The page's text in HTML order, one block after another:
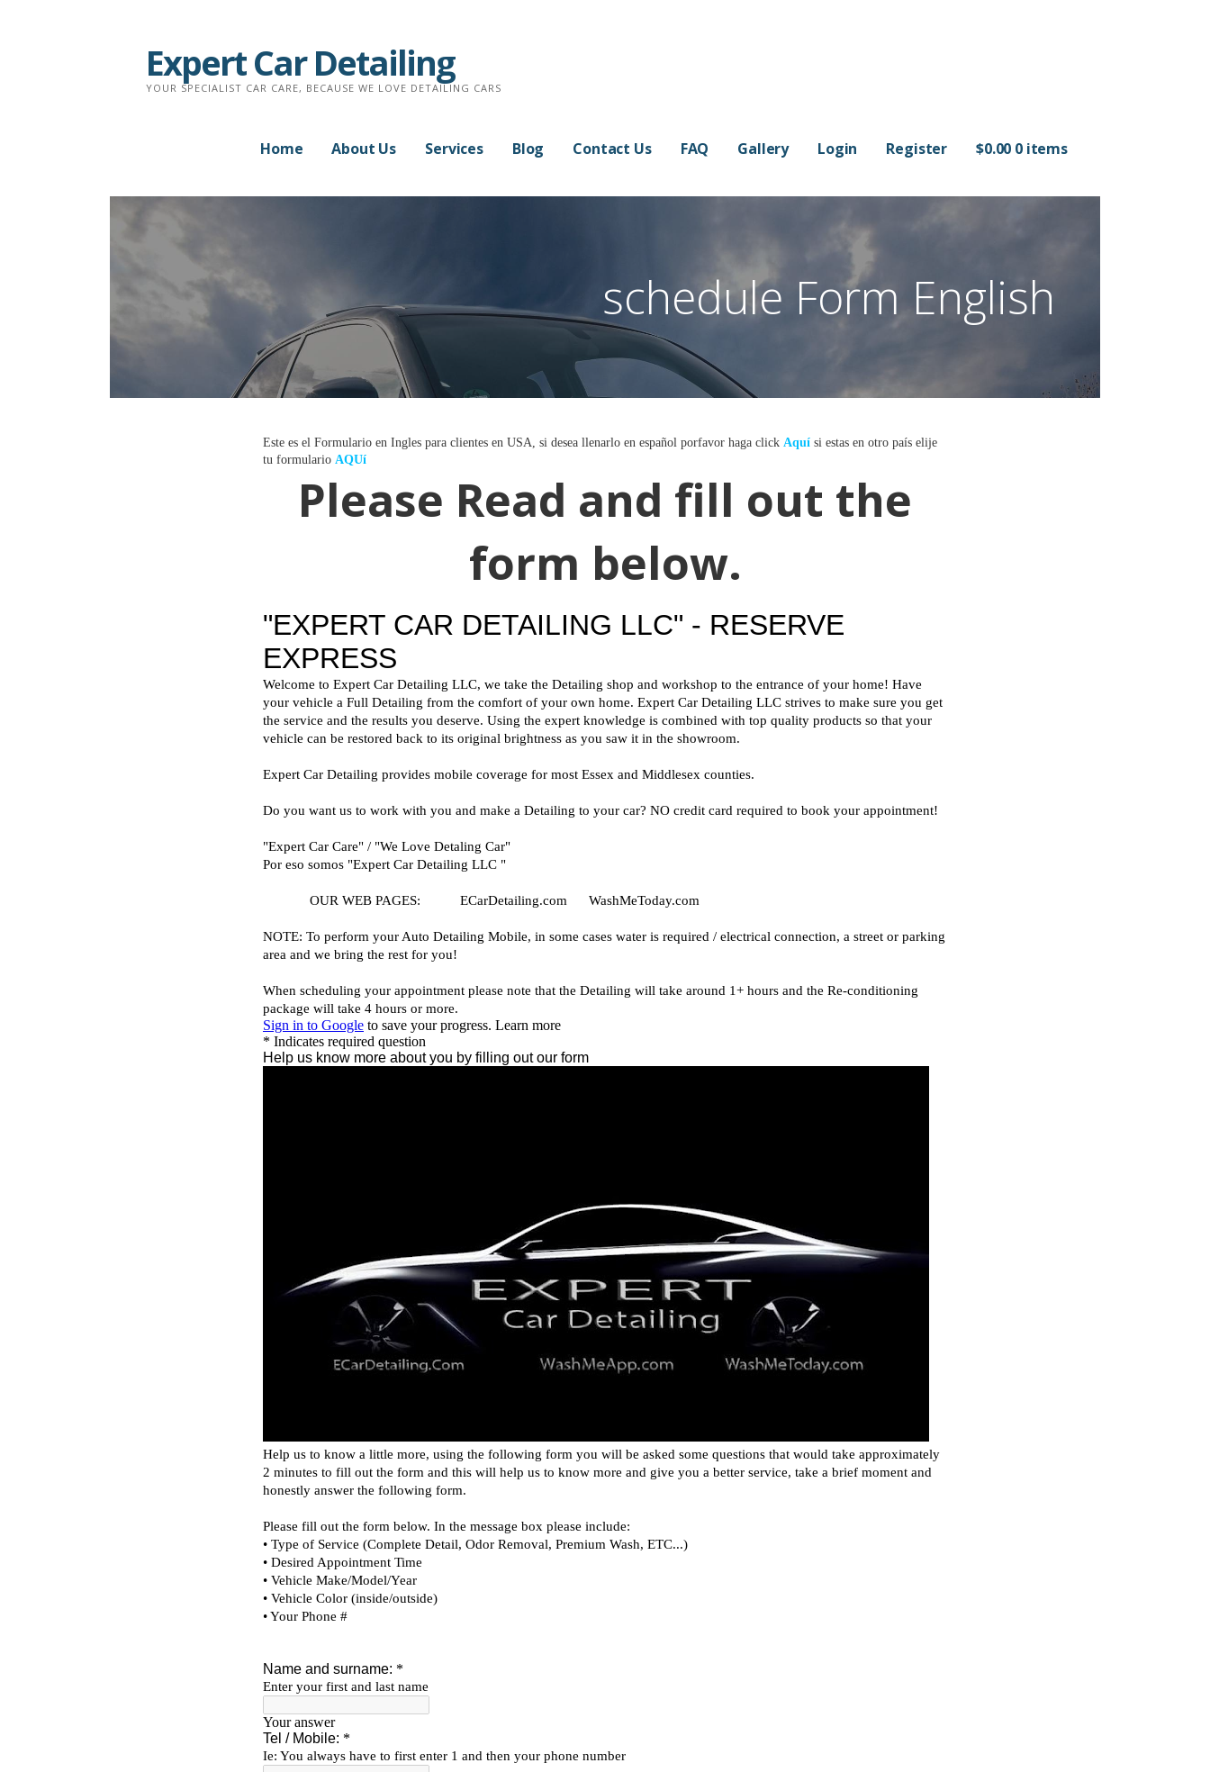
Expert Car Detailing
YOUR SPECIALIST CAR CARE, BECAUSE WE LOVE DETAILING CARS
Home About Us Services Blog Contact Us FAQ Gallery Login Register $0.00 0 items
schedule Form English
Este es el Formulario en Ingles para clientes en USA, si desea llenarlo en español porfavor haga click Aquí si estas en otro país elije
tu formulario AQUí
Please Read and fill out the
form below.